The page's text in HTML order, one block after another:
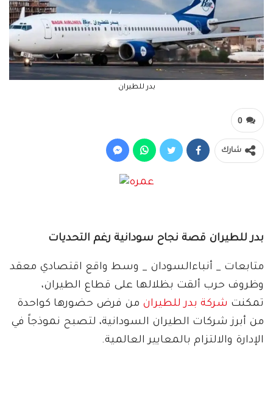
بدر للطيران
0
شارك
بدر للطيران قصة نجاح سودانية رغم التحديات
متابعات _ أنباءالسودان _ وسط واقع اقتصادي معقد
وظروف حرب ألقت بظلالها على قطاع الطيران،
تمكنت شركة بدر للطيران من فرض حضورها كواحدة
من أبرز شركات الطيران السودانية، لتصبح نموذجاً في
الإدارة والالتزام بالمعايير العالمية.